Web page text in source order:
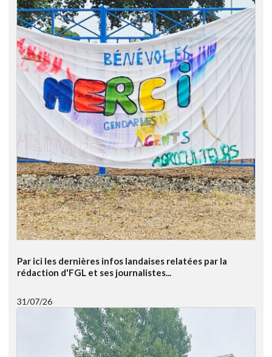
Par ici les dernières infos landaises relatées par la
rédaction d'FGL et ses journalistes...
31/07/26